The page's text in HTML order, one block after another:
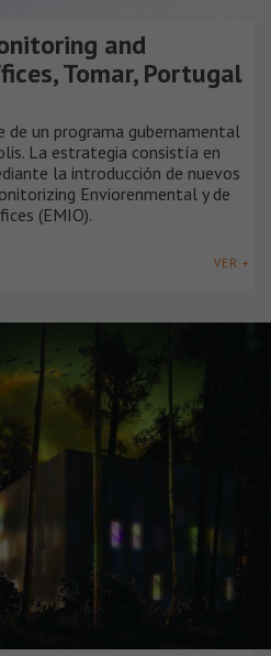
and
Tomar, Portugal
un programa gubernamental
La estrategia consistía en
la introducción de nuevos
Enviorenmental y de
(EMIO).
VER +